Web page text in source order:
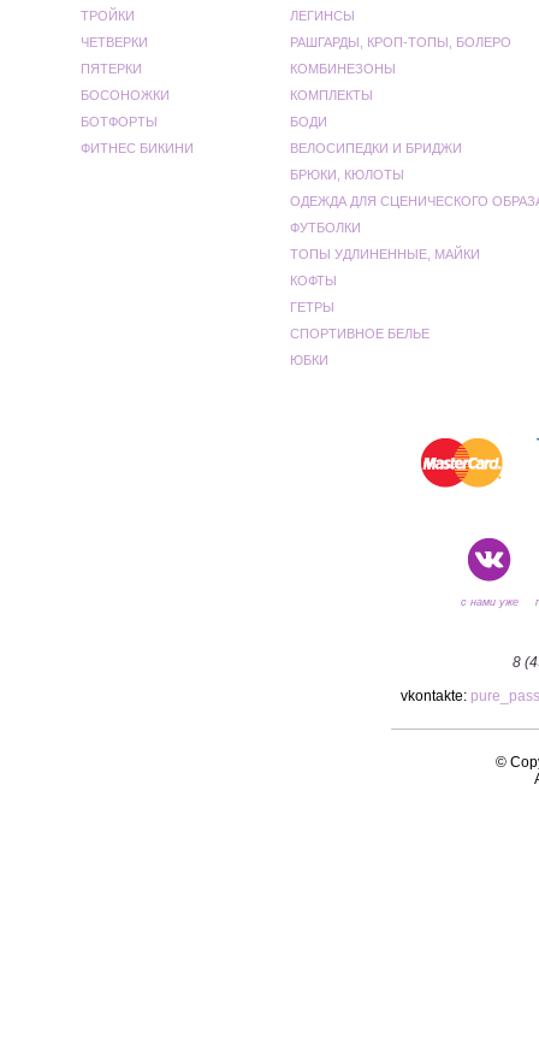
ТРОЙКИ
ЧЕТВЕРКИ
ПЯТЕРКИ
БОСОНОЖКИ
БОТФОРТЫ
ФИТНЕС БИКИНИ
ЛЕГИНСЫ
РАШГАРДЫ, КРОП-ТОПЫ, БОЛЕРО
КОМБИНЕЗОНЫ
КОМПЛЕКТЫ
БОДИ
ВЕЛОСИПЕДКИ И БРИДЖИ
БРЮКИ, КЮЛОТЫ
ОДЕЖДА ДЛЯ СЦЕНИЧЕСКОГО
ФУТБОЛКИ
ТОПЫ УДЛИНЕННЫЕ, МАЙКИ
КОФТЫ
ГЕТРЫ
СПОРТИВНОЕ БЕЛЬЕ
ЮБКИ
с нами уже
8
vkontakte:
©